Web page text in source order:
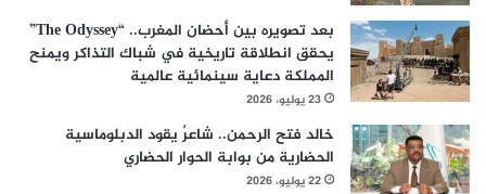
بعد تصويره بين أحضان المغرب.. “The Odyssey”
يحقق انطلاقة تاريخية في شباك التذاكر ويمنح
المملكة دعاية سينمائية عالمية
23 يوليو، 2026
خالد فتح الرحمن.. شاعرٌ يقود الدبلوماسية
الحضارية من بوابة الحوار الحضاري
22 يوليو، 2026